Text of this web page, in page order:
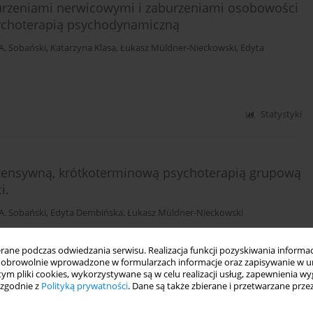
podczas odwiedzania serwisu. Realizacja funkcji pozyskiwania
wprowadzone w formularzach informacje oraz zapisywanie w
pliki cookies, wykorzystywane są w celu realizacji usług, zapewnienia
z Polityką prywatności. Dane są także zbierane i przetwarzane
nerwicowymi i zaburzeniami osobowości
psychodynamiczną
Sobański, Katarzyna Klasa, Łukasz Müldner-Nieckowski, Edyta
Statystyki
krótkoterminową psychoterapią grupową
Sobański, Edyta Dembińska, Łukasz Müldner-Nieckowski
Statystyki